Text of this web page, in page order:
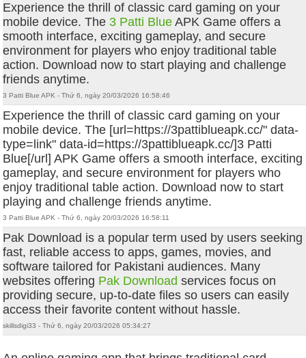
Experience the thrill of classic card gaming on your
mobile device. The 3 Patti Blue APK Game offers a
smooth interface, exciting gameplay, and secure
environment for players who enjoy traditional table
action. Download now to start playing and challenge
friends anytime.
3 Patti Blue APK - Thứ 6, ngày 20/03/2026 16:58:46
Experience the thrill of classic card gaming on your
mobile device. The [url=https://3pattiblueapk.cc/" data-
type=link" data-id=https://3pattiblueapk.cc/]3 Patti
Blue[/url] APK Game offers a smooth interface, exciting
gameplay, and secure environment for players who
enjoy traditional table action. Download now to start
playing and challenge friends anytime.
3 Patti Blue APK - Thứ 6, ngày 20/03/2026 16:58:11
Pak Download is a popular term used by users seeking
fast, reliable access to apps, games, movies, and
software tailored for Pakistani audiences. Many
websites offering Pak Download services focus on
providing secure, up-to-date files so users can easily
access their favorite content without hassle.
skillsdigi33 - Thứ 6, ngày 20/03/2026 05:34:27